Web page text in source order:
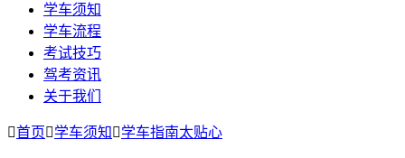
学车须知
学车流程
考试技巧
驾考资讯
关于我们
首页学车须知 学车指南太​贴心